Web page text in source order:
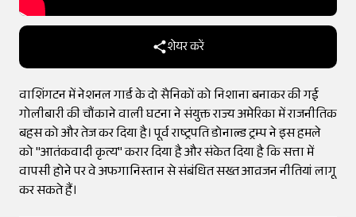
शेयर करें
वाशिंगटन में नेशनल गार्ड के दो सैनिकों को निशाना बनाकर की गई
गोलीबारी की चौंकाने वाली घटना ने संयुक्त राज्य अमेरिका में राजनीतिक
बहस को और तेज कर दिया है। पूर्व राष्ट्रपति डोनाल्ड ट्रम्प ने इस हमले
को "आतंकवादी कृत्य" करार दिया है और संकेत दिया है कि सत्ता में
वापसी होने पर वे अफगानिस्तान से संबंधित सख्त आव्रजन नीतियां लागू
कर सकते हैं।